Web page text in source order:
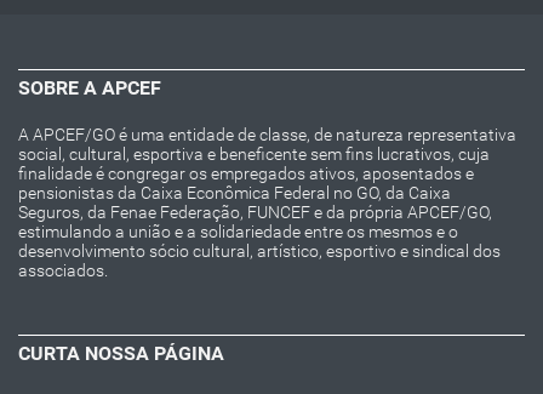
SOBRE A APCEF
A APCEF/GO é uma entidade de classe, de natureza representativa
social, cultural, esportiva e beneficente sem fins lucrativos, cuja
finalidade é congregar os empregados ativos, aposentados e
pensionistas da Caixa Econômica Federal no GO, da Caixa
Seguros, da Fenae Federação, FUNCEF e da própria APCEF/GO,
estimulando a união e a solidariedade entre os mesmos e o
desenvolvimento sócio cultural, artístico, esportivo e sindical dos
associados.
CURTA NOSSA PÁGINA